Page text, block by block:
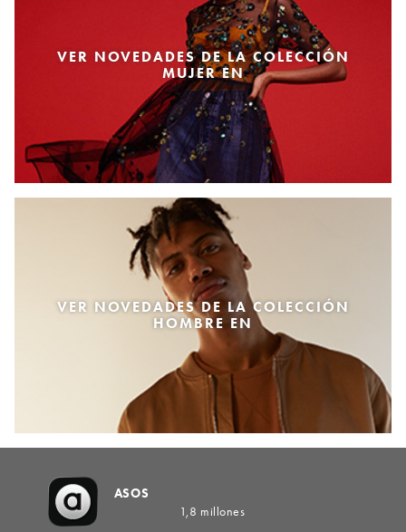
VER NOVEDADES DE LA COLECCIÓN
MUJER EN
VER NOVEDADES DE LA COLECCIÓN
HOMBRE EN
ASOS
1,8 millones